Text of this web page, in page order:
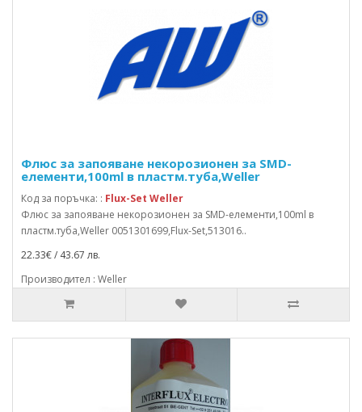
Флюс за запояване некорозионен за SMD-
елементи,100ml в пластм.туба,Weller
Код за поръчка: : Flux-Set Weller
Флюс за запояване некорозионен за SMD-елементи,100ml в
пластм.туба,Weller 0051301699,Flux-Set,513016..
22.33€ / 43.67 лв.
Производител : Weller